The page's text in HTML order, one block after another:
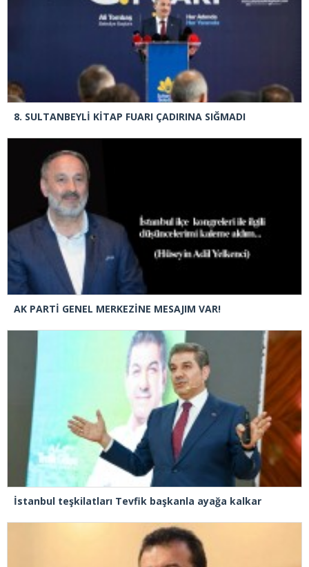
8. SULTANBEYLİ KİTAP FUARI ÇADIRINA SIĞMADI
AK PARTİ GENEL MERKEZİNE MESAJIM VAR!
İstanbul teşkilatları Tevfik başkanla ayağa kalkar